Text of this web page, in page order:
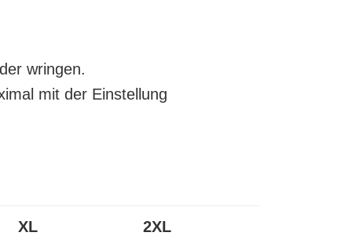
wringen.
mit der Einstellung
XL 2XL